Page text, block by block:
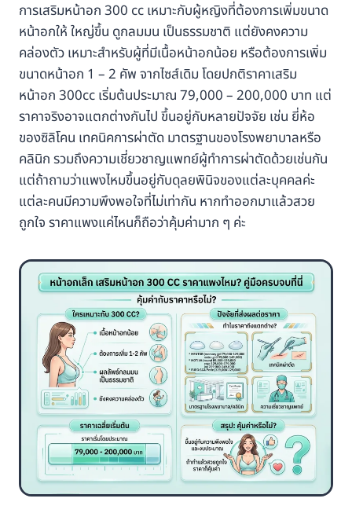
การเสริมหน้าอก 300 cc เหมาะกับผู้หญิงที่ต้องการเพิ่มขนาด
หน้าอกให้ ใหญ่ขึ้น ดูกลมมน เป็นธรรมชาติ แต่ยังคงความ
คล่องตัว เหมาะสำหรับผู้ที่มีเนื้อหน้าอกน้อย หรือต้องการเพิ่ม
ขนาดหน้าอก 1 – 2 คัพ จากไซส์เดิม โดยปกติราคาเสริม
หน้าอก 300cc เริ่มต้นประมาณ 79,000 – 200,000 บาท แต่
ราคาจริงอาจแตกต่างกันไป ขึ้นอยู่กับหลายปัจจัย เช่น ยี่ห้อ
ของซิลิโคน เทคนิคการผ่าตัด มาตรฐานของโรงพยาบาลหรือ
คลินิก รวมถึงความเชี่ยวชาญแพทย์ผู้ทำการผ่าตัดด้วยเช่นกัน
แต่ถ้าถามว่าแพงไหมขึ้นอยู่กับดุลยพินิจของแต่ละบุคคลค่ะ
แต่ละคนมีความพึงพอใจที่ไม่เท่ากัน หากทำออกมาแล้วสวย
ถูกใจ ราคาแพงแค่ไหนก็ถือว่าคุ้มค่ามาก ๆ ค่ะ